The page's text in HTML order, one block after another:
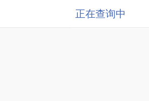
正在查询中